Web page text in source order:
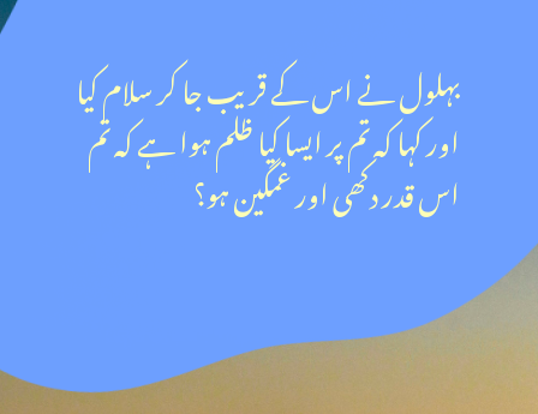
بہلول نے اس کے قریب جا کر سلام کیا
اور کہا کہ تم پر ایسا کیا ظلم ہوا ہے کہ تم
اس قدر دکھی اور غمگین ہو؟